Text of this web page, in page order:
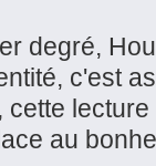
degré,
c'est
au